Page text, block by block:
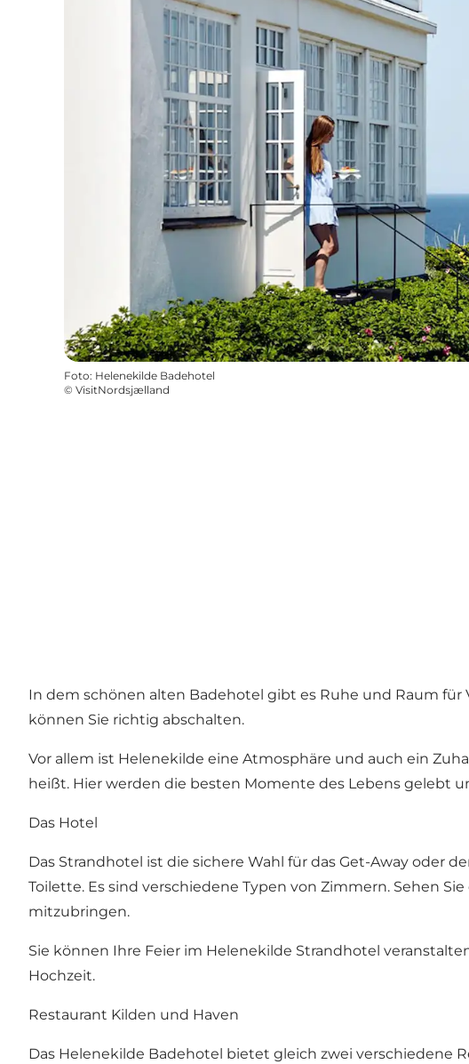
Foto: Helenekilde Badehotel
© VisitNordsjælland
In dem schönen alten Badehotel gibt es Ruhe und Raum
können Sie richtig abschalten.
Vor allem ist Helenekilde eine Atmosphäre und auch ein
heißt. Hier werden die besten Momente des Lebens gelebt
Das Hotel
Das Strandhotel ist die sichere Wahl für das Get-Away oder
Toilette. Es sind verschiedene Typen von Zimmern. Sehen
mitzubringen.
Sie können Ihre Feier im Helenekilde Strandhotel
Hochzeit.
Restaurant Kilden und Haven
Das Helenekilde Badehotel bietet gleich zwei verschiedene